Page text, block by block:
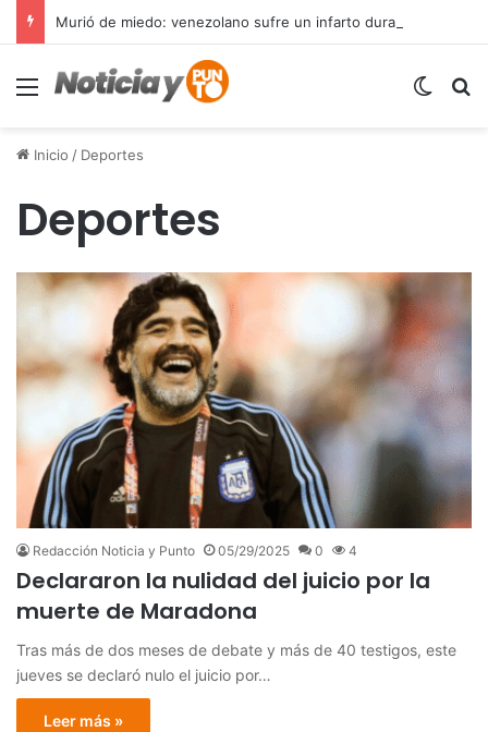
Menú
Inicio / Deportes
Deportes
Redacción Noticia y Punto 05/29/2025 0 4
Declararon la nulidad del juicio por la
muerte de Maradona
Tras más de dos meses de debate y más de 40 testigos, este
jueves se declaró nulo el juicio por…
Leer más »